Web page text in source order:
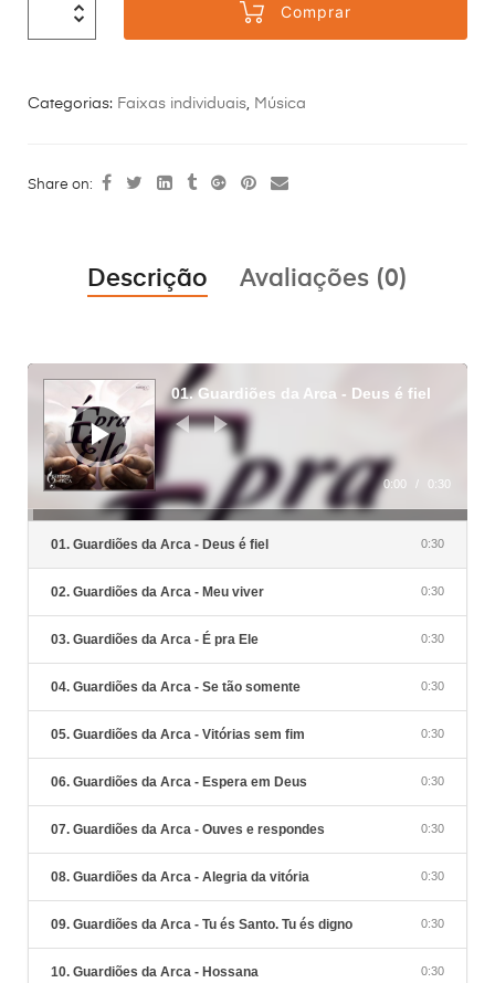
Comprar
Categorias: Faixas individuais Música
Share on:
Descrição Avaliações (0)
Tocador
01. Guardiões da Arca - Deus é fiel
0:00 / 0:30
01. Guardiões da Arca - Deus é fiel 0:30
02. Guardiões da Arca - Meu viver 0:30
03. Guardiões da Arca - É pra Ele 0:30
04. Guardiões da Arca - Se tão somente 0:30
05. Guardiões da Arca - Vitórias sem fim 0:30
06. Guardiões da Arca - Espera em Deus 0:30
07. Guardiões da Arca - Ouves e respondes 0:30
08. Guardiões da Arca - Alegria da vitória 0:30
09. Guardiões da Arca - Tu és Santo. Tu és digno 0:30
10. Guardiões da Arca - Hossana 0:30